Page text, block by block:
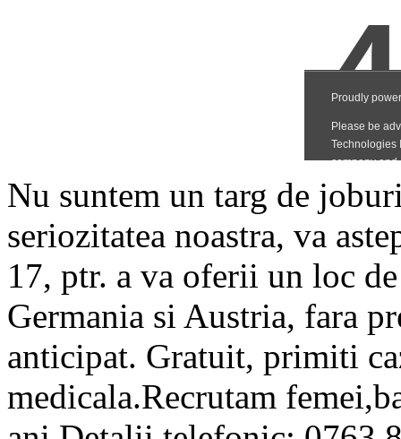
Nu suntem un targ de
seriozitatea noastra, va
17, ptr. a va oferii un loc
Germania si Austria, fara
anticipat. Gratuit, primiti
medicala.Recrutam